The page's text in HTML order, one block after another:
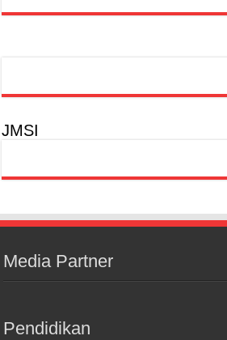
JMSI
Media Partner
Pendidikan